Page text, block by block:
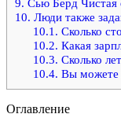
9. Сью Берд Чистая
10. Люди также
10.1. Сколько
10.2. Какая
10.3. Сколько
10.4. Вы можете
Оглавление